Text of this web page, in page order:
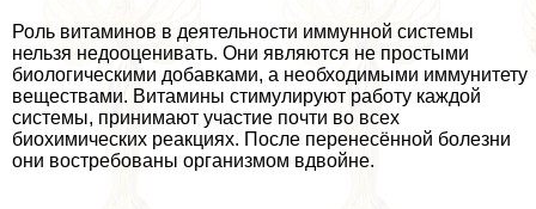
Роль витаминов в деятельности иммунной системы
нельзя недооценивать. Они являются не простыми
биологическими добавками, а необходимыми иммунитету
веществами. Витамины стимулируют работу каждой
системы, принимают участие почти во всех
биохимических реакциях. После перенесённой болезни
они востребованы организмом вдвойне.